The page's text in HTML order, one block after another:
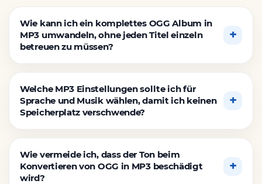
Wie kann ich ein komplettes OGG Album in
MP3 umwandeln, ohne jeden Titel einzeln
betreuen zu müssen?
Welche MP3 Einstellungen sollte ich für
Sprache und Musik wählen, damit ich keinen
Speicherplatz verschwende?
Wie vermeide ich, dass der Ton beim
Konvertieren von OGG in MP3 beschädigt
wird?